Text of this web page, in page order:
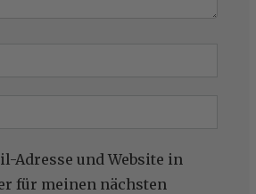
Adresse und Website in
für meinen nächsten